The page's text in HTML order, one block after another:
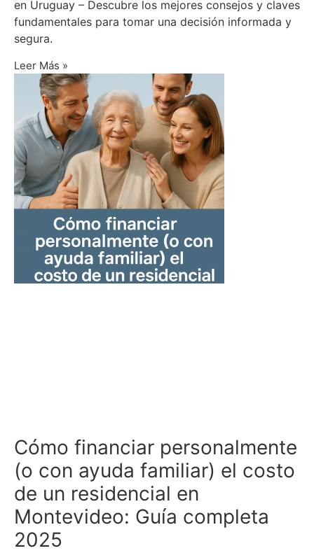
en Uruguay – Descubre los mejores consejos y claves
fundamentales para tomar una decisión informada y
segura.
Leer Más »
Cómo financiar personalmente
(o con ayuda familiar) el costo
de un residencial en
Montevideo: Guía completa
2025